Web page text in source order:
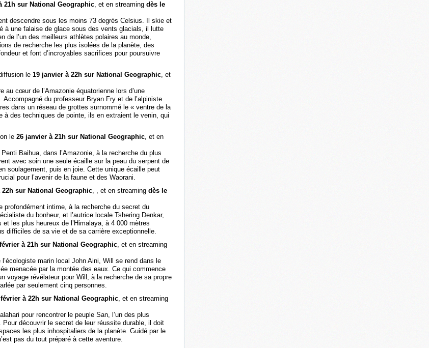
21h sur National Geographic, et en streaming dès le
descendre sous les moins 73 degrés Celsius. Il skie et
à une falaise de glace sous des vents glacials, il lutte
de l’un des meilleurs athlètes polaires au monde,
de recherche les plus isolées de la planète, des
et font d’incroyables sacrifices pour poursuivre
le 19 janvier à 22h sur National Geographic, et
au cœur de l’Amazonie équatorienne lors d’une
du professeur Bryan Fry et de l’alpiniste
dans un réseau de grottes surnommé le « ventre de la
à des techniques de pointe, ils en extraient le venin, qui
le 26 janvier à 21h sur National Geographic, et en
Baihua, dans l’Amazonie, à la recherche du plus
avec soin une seule écaille sur la peau du serpent de
soulagement, puis en joie. Cette unique écaille peut
pour l’avenir de la faune et des Waorani.
22h sur National Geographic, , et en streaming dès le
profondément intime, à la recherche du secret du
du bonheur, et l’autrice locale Tshering Denkar,
les plus heureux de l’Himalaya, à 4 000 mètres
difficiles de sa vie et de sa carrière exceptionnelle.
février à 21h sur National Geographic, et en streaming
marin local John Aini, Will se rend dans le
menacée par la montée des eaux. Ce qui commence
voyage révélateur pour Will, à la recherche de sa propre
par seulement cinq personnes.
à 22h sur National Geographic, et en streaming
pour rencontrer le peuple San, l’un des plus
découvrir le secret de leur réussite durable, il doit
les plus inhospitaliers de la planète. Guidé par le
pas du tout préparé à cette aventure.